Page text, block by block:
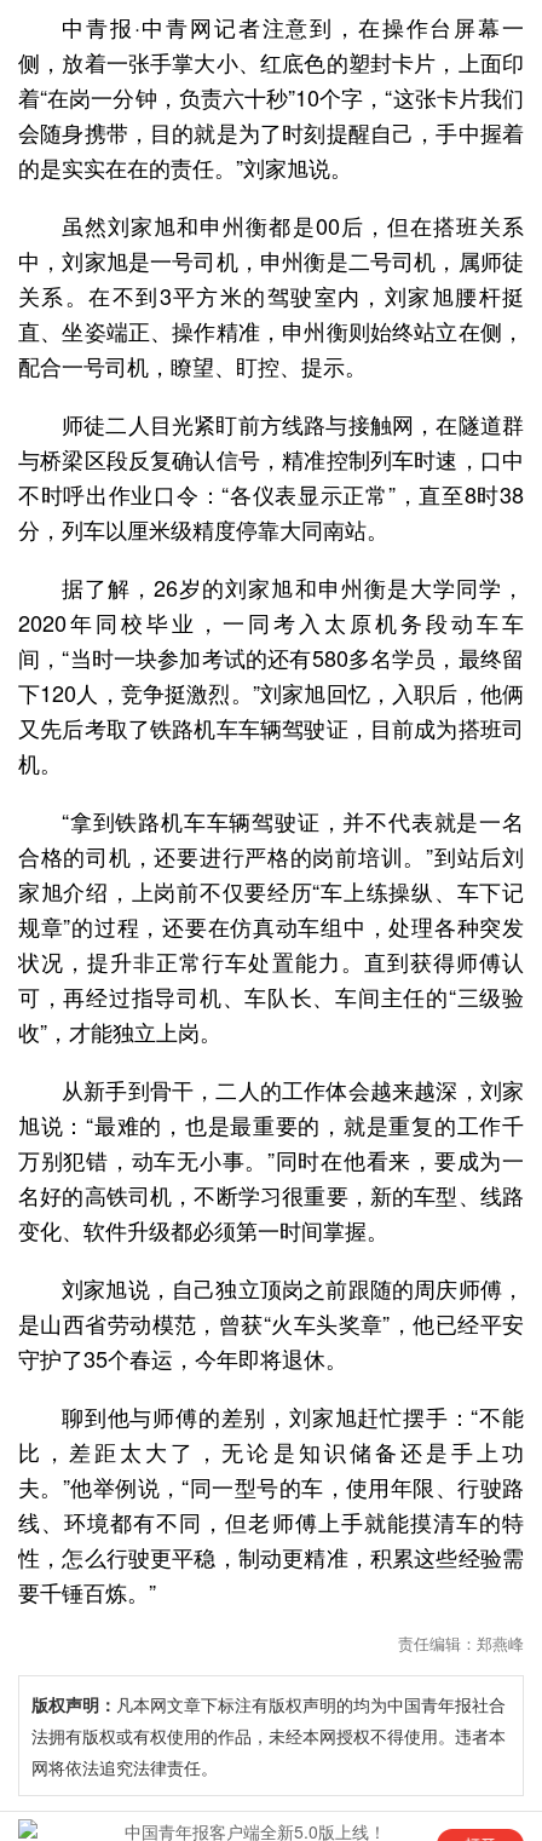
中青报·中青网记者注意到，在操作台屏幕一
侧，放着一张手掌大小、红底色的塑封卡片，上面印
着“在岗一分钟，负责六十秒”10个字，“这张卡片我们
会随身携带，目的就是为了时刻提醒自己，手中握着
的是实实在在的责任。”刘家旭说。
虽然刘家旭和申州衡都是00后，但在搭班关系
中，刘家旭是一号司机，申州衡是二号司机，属师徒
关系。在不到3平方米的驾驶室内，刘家旭腰杆挺
直、坐姿端正、操作精准，申州衡则始终站立在侧，
配合一号司机，瞭望、盯控、提示。
师徒二人目光紧盯前方线路与接触网，在隧道群
与桥梁区段反复确认信号，精准控制列车时速，口中
不时呼出作业口令：“各仪表显示正常”，直至8时38
分，列车以厘米级精度停靠大同南站。
据了解，26岁的刘家旭和申州衡是大学同学，
2020年同校毕业，一同考入太原机务段动车车
间，“当时一块参加考试的还有580多名学员，最终留
下120人，竞争挺激烈。”刘家旭回忆，入职后，他俩
又先后考取了铁路机车车辆驾驶证，目前成为搭班司
机。
“拿到铁路机车车辆驾驶证，并不代表就是一名
合格的司机，还要进行严格的岗前培训。”到站后刘
家旭介绍，上岗前不仅要经历“车上练操纵、车下记
规章”的过程，还要在仿真动车组中，处理各种突发
状况，提升非正常行车处置能力。直到获得师傅认
可，再经过指导司机、车队长、车间主任的“三级验
收”，才能独立上岗。
从新手到骨干，二人的工作体会越来越深，刘家
旭说：“最难的，也是最重要的，就是重复的工作千
万别犯错，动车无小事。”同时在他看来，要成为一
名好的高铁司机，不断学习很重要，新的车型、线路
变化、软件升级都必须第一时间掌握。
刘家旭说，自己独立顶岗之前跟随的周庆师傅，
是山西省劳动模范，曾获“火车头奖章”，他已经平安
守护了35个春运，今年即将退休。
聊到他与师傅的差别，刘家旭赶忙摆手：“不能
比，差距太大了，无论是知识储备还是手上功
夫。”他举例说，“同一型号的车，使用年限、行驶路
线、环境都有不同，但老师傅上手就能摸清车的特
性，怎么行驶更平稳，制动更精准，积累这些经验需
要千锤百炼。”
责任编辑：郑燕峰
版权声明： 凡本网文章下标注有版权声明的均为中国青年报社合
法拥有版权或有权使用的作品，未经本网授权不得使用。违者本
网将依法追究法律责任。
中国青年报客户端全新5.0版上线！ “这是六